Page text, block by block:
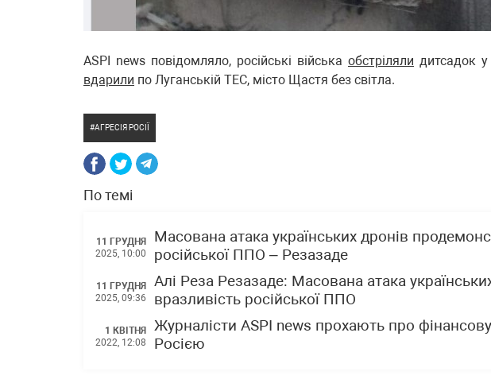
ASPI news повідомляло, російські війська обстріляли дитсадок
вдарили по Луганській ТЕС, місто Щастя без світла.
АГРЕСІЯ РОСІЇ
По темі
11 ГРУДНЯ
2025, 10:00
Масована атака українських дронів
російської ППО – Резазаде
11 ГРУДНЯ
2025, 09:36
Алі Реза Резазаде: Масована атака
вразливість російської ППО
1 КВІТНЯ
2022, 12:08
Журналісти ASPI news прохають про
Росією